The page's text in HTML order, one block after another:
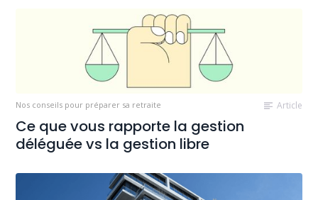
Nos conseils pour préparer sa retraite Article
Ce que vous rapporte la gestion
déléguée vs la gestion libre